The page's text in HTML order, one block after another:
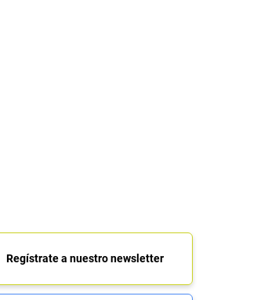
Regístrate a nuestro newsletter